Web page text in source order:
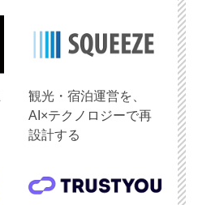
観光・宿泊運営を、
AI×テクノロジーで再
設計する